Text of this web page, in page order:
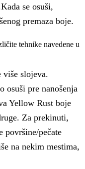
se osuši,
premaza boje.
tehnike navedene u
više slojeva.
osuši pre nanošenja
Yellow Rust boje
Za prekinuti,
površine/pečate
na nekim mestima,